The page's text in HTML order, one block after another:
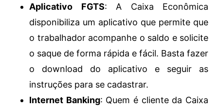
Aplicativo FGTS: A Caixa Econômica
disponibiliza um aplicativo que permite que
o trabalhador acompanhe o saldo e solicite
o saque de forma rápida e fácil. Basta fazer
o download do aplicativo e seguir as
instruções para se cadastrar.
Internet Banking: Quem é cliente da Caixa